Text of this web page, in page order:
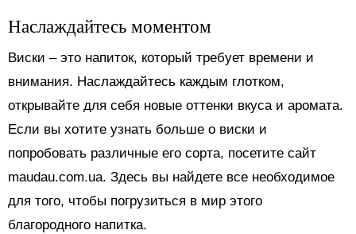
Наслаждайтесь моментом
Виски – это напиток, который требует времени и
внимания. Наслаждайтесь каждым глотком,
открывайте для себя новые оттенки вкуса и аромата.
Если вы хотите узнать больше о виски и
попробовать различные его сорта, посетите сайт
maudau.com.ua. Здесь вы найдете все необходимое
для того, чтобы погрузиться в мир этого
благородного напитка.